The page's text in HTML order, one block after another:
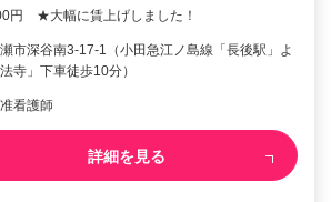
円 ★大幅に賃上げしました！
市深谷南3-17-1（小田急江ノ島線「長後駅」よ
寺」下車徒歩10分）
看護師
詳細を見る